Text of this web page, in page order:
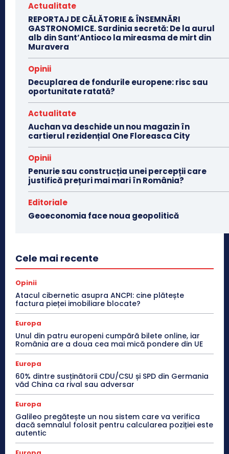
Actualitate
REPORTAJ DE CĂLĂTORIE & ÎNSEMNĂRI
GASTRONOMICE. Sardinia secretă: De la aurul
alb din Sant’Antioco la mireasma de mirt din
Muravera
Opinii
Decuplarea de fondurile europene: risc sau
oportunitate ratată?
Actualitate
Auchan va deschide un nou magazin în
cartierul rezidențial One Floreasca City
Opinii
Penurie sau construcția unei percepții care
justifică prețuri mai mari în România?
Editoriale
Geoeconomia face noua geopolitică
Cele mai recente
Opinii
Atacul cibernetic asupra ANCPI: cine plătește
factura pieței imobiliare blocate?
Europa
Unul din patru europeni cumpără bilete online, iar
România are a doua cea mai mică pondere din UE
Europa
60% dintre susținătorii CDU/CSU și SPD din Germania
văd China ca rival sau adversar
Europa
Galileo pregătește un nou sistem care va verifica
dacă semnalul folosit pentru calcularea poziției este
autentic